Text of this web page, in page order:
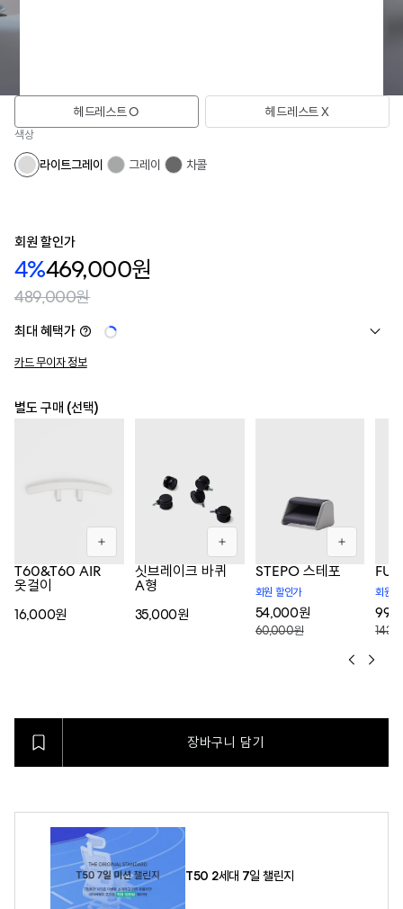
헤드레스트 O 헤드레스트 X
색상
라이트그레이 그레이 차콜
회원 할인가
4%469,000원
489,000원
최대 혜택가
카드 무이자 정보
별도 구매 (선택)
T60&T60 AIR
옷걸이
16,000원
싯브레이크 바퀴
A형
35,000원
STEPO 스테포
회원 할인가
54,000원
60,000원
회원
장바구니 담기
T50 2세대 7일 챌린지